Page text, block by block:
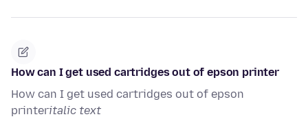
How can I get used cartridges out of epson printer
How can I get used cartridges out of epson
printeritalic text